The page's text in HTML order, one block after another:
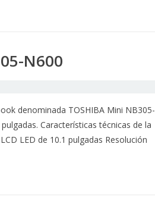
N600
denominada TOSHIBA Mini NB305-
Características técnicas de la
LED de 10.1 pulgadas Resolución